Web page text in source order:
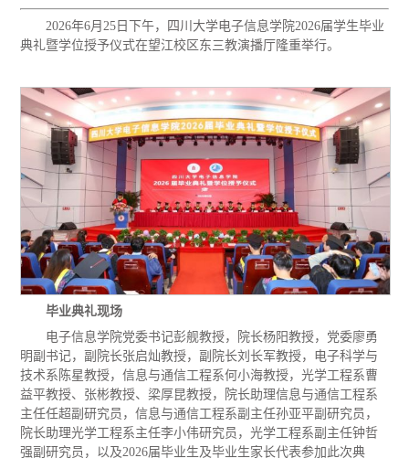
2026年6月25 日下午，四川大学电子信息学院2026届学生毕业
典礼暨学位授予仪式在望江校区东三教演播厅隆重举行。
毕业典礼现场
电子信息学院党委书记彭舰教授，院长杨阳教授，党委廖勇
明副书记，副院长张启灿教授，副院长刘长军教授，电子科学与
技术系陈星教授，信息与通信工程系何小海教授，光学工程系曹
益平教授、张彬教授、梁厚昆教授，院长助理信息与通信工程系
主任任超副研究员，信息与通信工程系副主任孙亚平副研究员，
院长助理光学工程系主任李小伟研究员，光学工程系副主任钟哲
强副研究员，以及2026届毕业生及毕业生家长代表参加此次典